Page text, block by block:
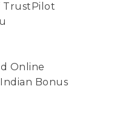
TrustPilot
Online
Bonus